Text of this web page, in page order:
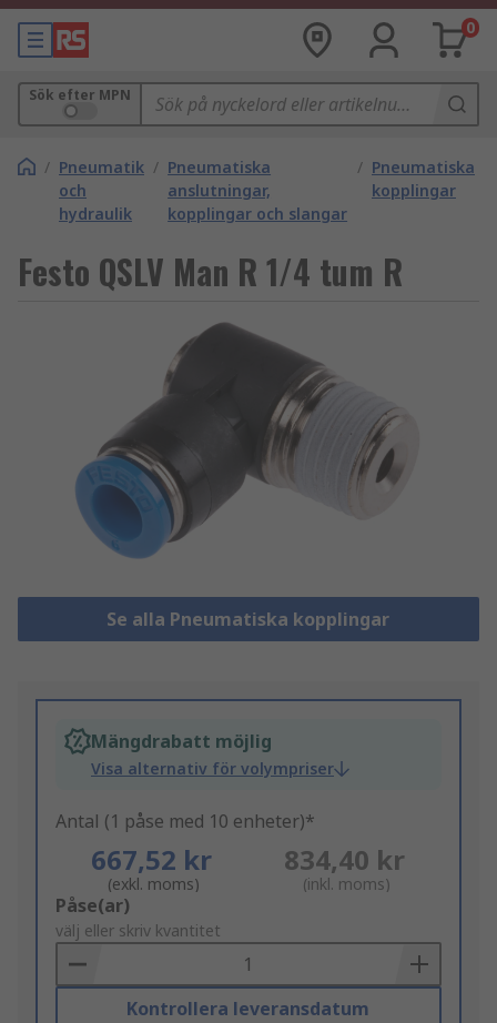
0
Sök efter MPN
/ Pneumatik
och
hydraulik
/ Pneumatiska
anslutningar,
kopplingar och slangar
/ Pneumatiska
kopplingar
Festo QSLV Man R 1/4 tum R
Se alla Pneumatiska kopplingar
Mängdrabatt möjlig
Visa alternativ för volympriser
Antal (1 påse med 10 enheter)*
667,52 kr
(exkl. moms)
834,40 kr
(inkl. moms)
Add
to
Basket
Påse(ar)
välj eller skriv kvantitet
Kontrollera leveransdatum